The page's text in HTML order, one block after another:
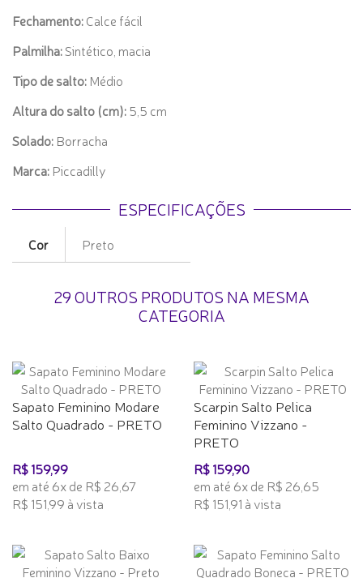
Fechamento:Calce fácil
Palmilha:Sintético, macia
Tipo de salto: Médio
Altura do salto (cm): 5,5 cm
Solado: Borracha
Marca: Piccadilly
ESPECIFICAÇÕES
Cor Preto
29 OUTROS PRODUTOS NA MESMA
CATEGORIA
Sapato Feminino Modare
Salto Quadrado - PRETO
R$ 159,99
em até 6x de R$ 26,67
R$ 151,99 à vista
Scarpin Salto Pelica
Feminino Vizzano -
PRETO
R$ 159,90
em até 6x de R$ 26,65
R$ 151,91 à vista